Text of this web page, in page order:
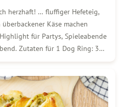
herzhaft! … fluffiger Hefeteig,
Käse machen
für Partys, Spieleabende
Zutaten für 1 Dog Ring: 3